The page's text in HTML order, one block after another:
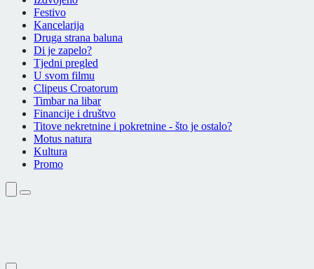
Festivo
Kancelarija
Druga strana baluna
Di je zapelo?
Tjedni pregled
U svom filmu
Clipeus Croatorum
Timbar na libar
Financije i društvo
Titove nekretnine i pokretnine - što je ostalo?
Motus natura
Kultura
Promo